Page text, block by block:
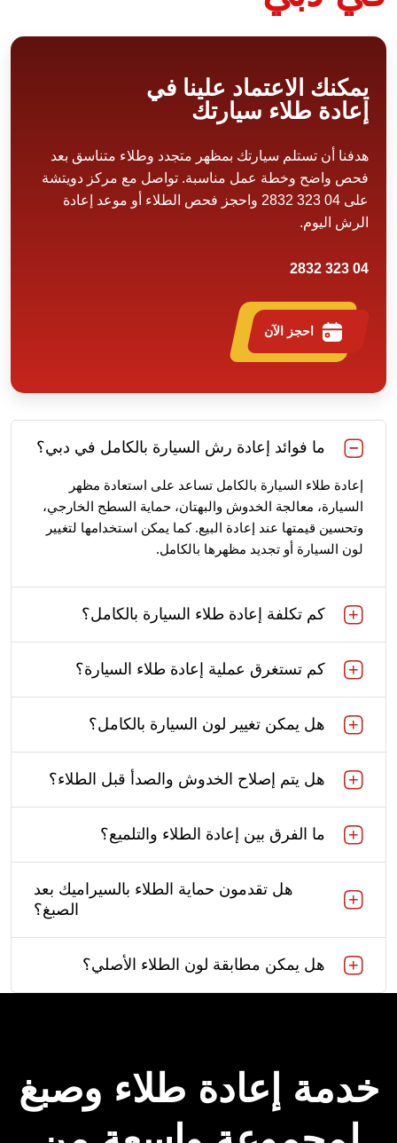
ما فوائد إعادة رش السيارة بالكامل في دبي؟
إعادة طلاء السيارة بالكامل تساعد على استعادة مظهر
السيارة، معالجة الخدوش والبهتان، حماية السطح الخارجي،
وتحسين قيمتها عند إعادة البيع. كما يمكن استخدامها لتغيير
لون السيارة أو تجديد مظهرها بالكامل.
كم تكلفة إعادة طلاء السيارة بالكامل؟
كم تستغرق عملية إعادة طلاء السيارة؟
هل يمكن تغيير لون السيارة بالكامل؟
هل يتم إصلاح الخدوش والصدأ قبل الطلاء؟
ما الفرق بين إعادة الطلاء والتلميع؟
هل تقدمون حماية الطلاء بالسيراميك بعد
الصبغ؟
هل يمكن مطابقة لون الطلاء الأصلي؟
يمكنك الاعتماد علينا في
إعادة طلاء سيارتك
هدفنا أن تستلم سيارتك بمظهر متجدد وطلاء متناسق بعد
فحص واضح وخطة عمل مناسبة. تواصل مع مركز دويتشة
على 04 323 2832 واحجز فحص الطلاء أو موعد إعادة
الرش اليوم.
04 323 2832
احجز الآن
خدمة إعادة طلاء وصبغ
لمجموعة واسعة من